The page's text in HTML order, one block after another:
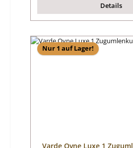
Details
Nur 1 auf Lager!
Varde Ovne Luxe 1